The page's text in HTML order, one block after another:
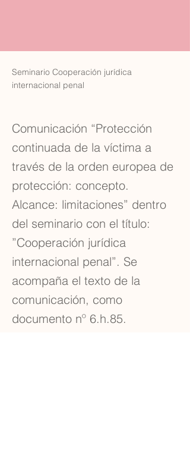
Seminario Cooperación jurídica
internacional penal
Comunicación “Protección
continuada de la víctima a
través de la orden europea de
protección: concepto.
Alcance: limitaciones” dentro
del seminario con el título:
”Cooperación jurídica
internacional penal”. Se
acompaña el texto de la
comunicación, como
documento nº 6.h.85.